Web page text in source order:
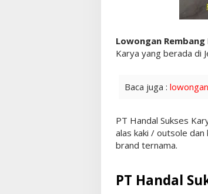
Lowongan
Karya yang berada di
Baca juga :
PT Handal Sukses
alas kaki / outsole
brand ternama.
PT Handal